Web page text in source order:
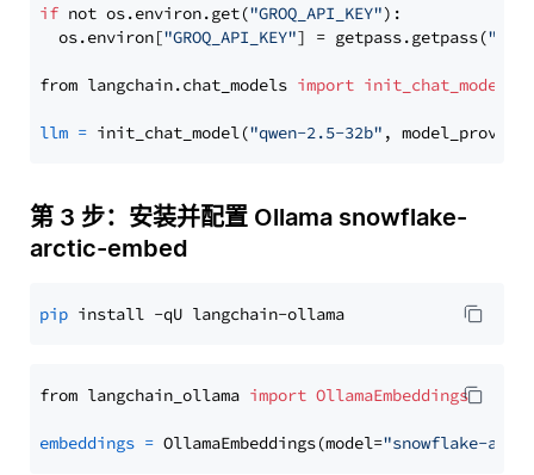
if not os.environ.get("GROQ_API_KEY"):
  os.environ[
"GROQ_API_KEY"] = getpass.getpass(
from langchain.chat_models import init_chat_model
llm = init_chat_model("qwen-2.5-32b" ,
第 3 步：安装并配置 Ollama snowflake-
arctic-embed
pip
from langchain_ollama import OllamaEmbeddings
embeddings = OllamaEmbeddings(model="snowflake-